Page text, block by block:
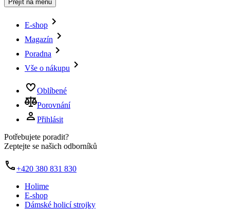
Přejít na menu
E-shop
Magazín
Poradna
Vše o nákupu
Oblíbené
Porovnání
Přihlásit
Potřebujete poradit?
Zeptejte se našich odborníků
+420 380 831 830
Holime
E-shop
Dámské holicí strojky